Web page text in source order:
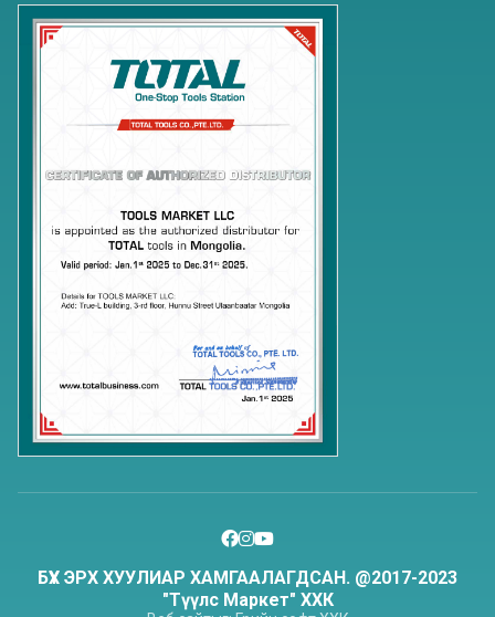
БҮХ ЭРХ ХУУЛИАР ХАМГААЛАГДСАН. @2017-2023
"Түүлс Маркет" ХХК